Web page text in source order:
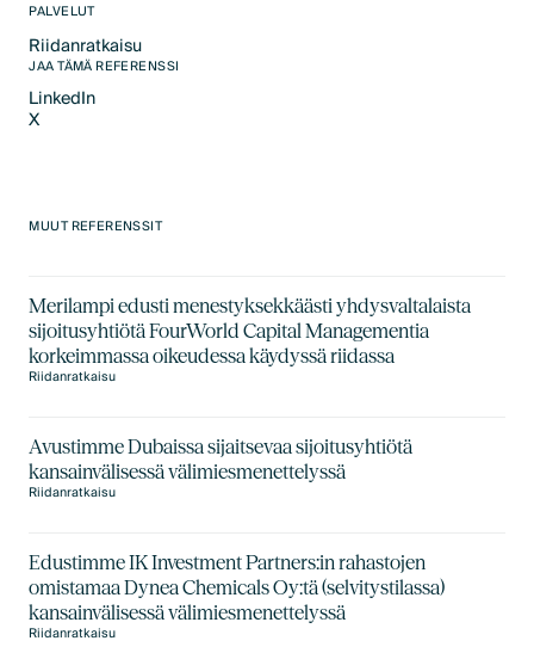
PALVELUT
Riidanratkaisu
Text Link
JAA TÄMÄ REFERENSSI
LinkedIn
LinkedIn
X
MUUT REFERENSSIT
Merilampi edusti menestyksekkäästi yhdysvaltalaista
sijoitusyhtiötä FourWorld Capital Managementia
korkeimmassa oikeudessa käydyssä riidassa
Riidanratkaisu
Avustimme Dubaissa sijaitsevaa sijoitusyhtiötä
kansainvälisessä välimiesmenettelyssä
Riidanratkaisu
Edustimme IK Investment Partners:in rahastojen
omistamaa Dynea Chemicals Oy:tä (selvitystilassa)
kansainvälisessä välimiesmenettelyssä
Riidanratkaisu